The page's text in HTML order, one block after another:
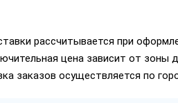
рассчитывается при
цена зависит от зоны
заказов осуществляется по